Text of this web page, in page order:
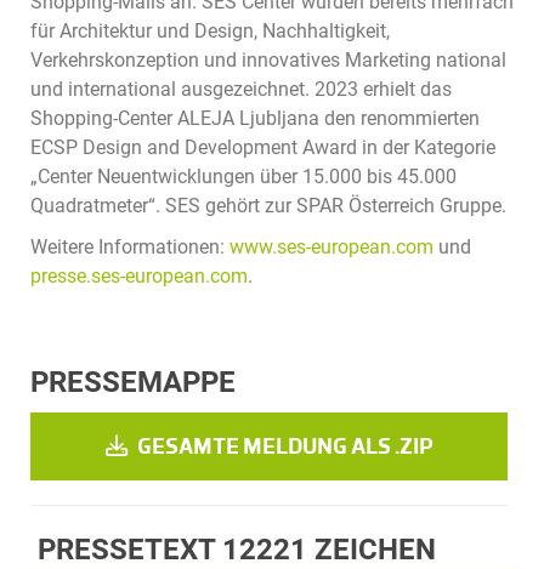
für Architektur und Design, Nachhaltigkeit,
Verkehrskonzeption und innovatives Marketing national
und international ausgezeichnet. 2023 erhielt das
Shopping-Center ALEJA Ljubljana den renommierten
ECSP Design and Development Award in der Kategorie
„Center Neuentwicklungen über 15.000 bis 45.000
Quadratmeter“. SES gehört zur SPAR Österreich Gruppe.
Weitere Informationen: www.ses-european.com und
presse.ses-european.com.
PRESSEMAPPE
GESAMTE MELDUNG ALS .ZIP
PRESSETEXT 12221 ZEICHEN